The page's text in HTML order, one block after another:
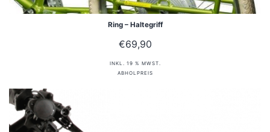
Ring – Haltegriff
€69,90
INKL. 19 % MWST.
ABHOLPREIS